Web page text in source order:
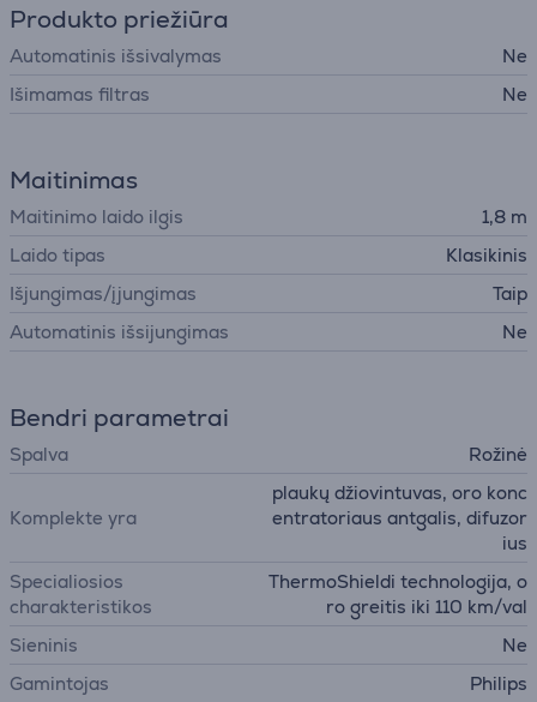
Produkto priežiūra
Automatinis išsivalymas
Ne
Išimamas filtras
Ne
Maitinimas
Maitinimo laido ilgis
1,8 m
Laido tipas
Klasikinis
Išjungimas/įjungimas
Taip
Automatinis išsijungimas
Ne
Bendri parametrai
Spalva Rožinė
Komplekte yra
plaukų džiovintuvas, oro konc
entratoriaus antgalis, difuzor
ius
Specialiosios
charakteristikos
ThermoShieldi technologija, o
ro greitis iki 110 km/val
Sieninis
Ne
Gamintojas
Philips